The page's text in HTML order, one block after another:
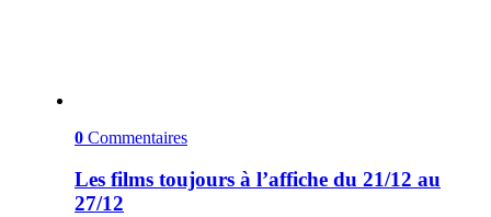
0 Commentaires
Les films toujours à l’affiche du 21/12 au
27/12